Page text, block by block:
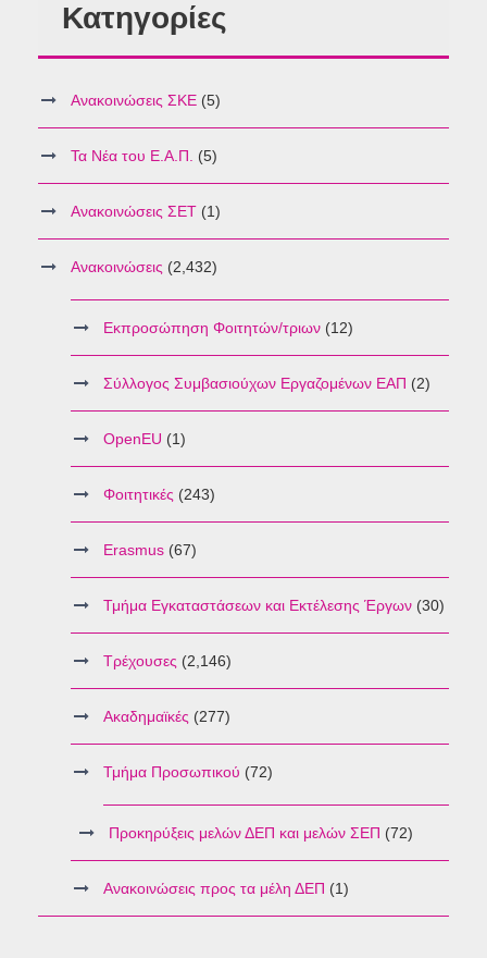
Κατηγορίες
Ανακοινώσεις ΣΚΕ (5)
Τα Νέα του Ε.Α.Π. (5)
Ανακοινώσεις ΣΕΤ (1)
Ανακοινώσεις (2,432)
Εκπροσώπηση Φοιτητών/τριων (12)
Σύλλογος Συμβασιούχων Εργαζομένων ΕΑΠ (2)
OpenEU (1)
Φοιτητικές (243)
Erasmus (67)
Τμήμα Εγκαταστάσεων και Εκτέλεσης Έργων (30)
Τρέχουσες (2,146)
Ακαδημαϊκές (277)
Τμήμα Προσωπικού (72)
Προκηρύξεις μελών ΔΕΠ και μελών ΣΕΠ (72)
Ανακοινώσεις προς τα μέλη ΔΕΠ (1)